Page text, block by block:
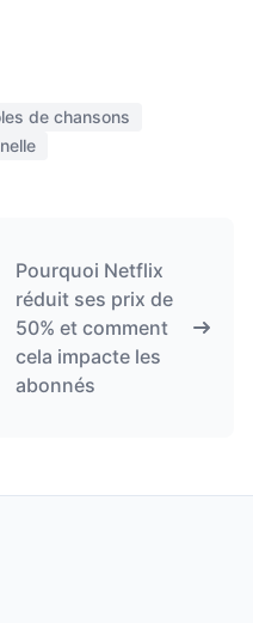
de chansons
Pourquoi Netflix
réduit ses prix de
50% et comment
cela impacte les
abonnés